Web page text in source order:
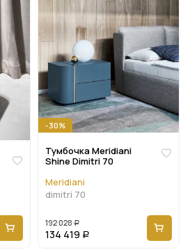
-30%
Тумбочка Meridiani
Shine Dimitri 70
Meridiani
dimitri 70
192 028 Р
134 419 Р